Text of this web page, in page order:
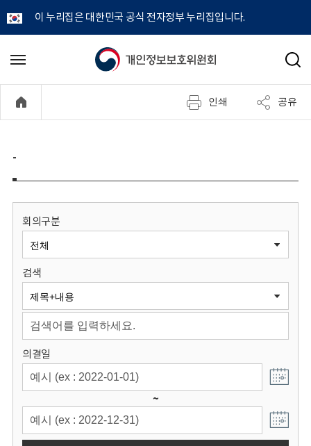
이 누리집은 대한민국 공식 전자정부 누리집입니다.
개
정
보
원
회
메
기
검
인쇄 공유
-
회의구분
검색
의결일
~